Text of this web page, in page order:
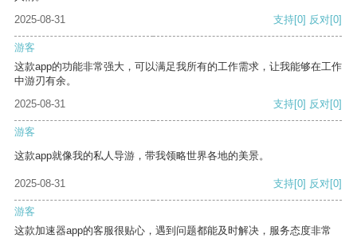
2025-08-31
支持[0] 反对[0]
游客
这款app的功能非常强大，可以满足我所有的工作需求，让我能够在工作
中游刃有余。
2025-08-31
支持[0] 反对[0]
游客
这款app就像我的私人导游，带我领略世界各地的美景。
2025-08-31 支持[0] 反对[0]
游客
这款加速器app的客服很贴心，遇到问题都能及时解决，服务态度非常